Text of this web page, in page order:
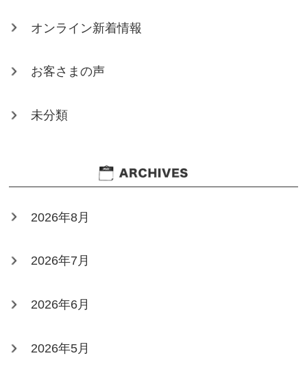
オンライン新着情報
お客さまの声
未分類
2026年8月
2026年7月
2026年6月
2026年5月